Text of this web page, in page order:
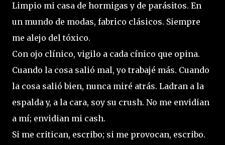
Limpio mi casa de hormigas y de parásitos. En
un mundo de modas, fabrico clásicos. Siempre
me alejo del tóxico.
Con ojo clínico, vigilo a cada cínico que opina.
Cuando la cosa salió mal, yo trabajé más. Cuando
la cosa salió bien, nunca miré atrás. Ladran a la
espalda y, a la cara, soy su crush. No me envidian
a mí; envidian mi cash.
Si me critican, escribo; si me provocan, escribo.